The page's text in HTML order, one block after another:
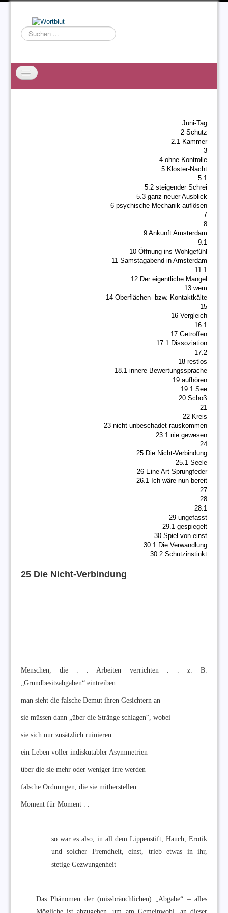
Suchen
...
Juni-Tag
2 Schutz
2.1 Kammer
3
4 ohne Kontrolle
5 Kloster-Nacht
5.1
5.2 steigender Schrei
5.3 ganz neuer Ausblick
6 psychische Mechanik auflösen
7
8
9 Ankunft Amsterdam
9.1
10 Öffnung ins Wohlgefühl
11 Samstagabend in Amsterdam
11.1
12 Der eigentliche Mangel
13 wem
14 Oberflächen- bzw. Kontaktkälte
15
16 Vergleich
16.1
17 Getroffen
17.1 Dissoziation
17.2
18 restlos
18.1 innere Bewertungssprache
19 aufhören
19.1 See
20 Schoß
21
22 Kreis
23 nicht unbeschadet rauskommen
23.1 nie gewesen
24
25 Die Nicht-Verbindung
25.1 Seele
26 Eine Art Sprungfeder
26.1 Ich wäre nun bereit
27
28
28.1
29 ungefasst
29.1 gespiegelt
30 Spiel von einst
30.1 Die Verwandlung
30.2 Schutzinstinkt
25 Die Nicht-Verbindung
Menschen, die . . Arbeiten verrichten . . z. B.
„Grundbesitzabgaben“ eintreiben
man sieht die falsche Demut ihren Gesichtern an
sie müssen dann „über die Stränge schlagen“, wobei
sie sich nur zusätzlich ruinieren
ein Leben voller indiskutabler Asymmetrien
über die sie mehr oder weniger irre werden
falsche Ordnungen, die sie mitherstellen
Moment für Moment . .
so war es also, in all dem Lippenstift, Hauch, Erotik
und solcher Fremdheit, einst, trieb etwas in ihr,
stetige Gezwungenheit
Das Phänomen der (missbräuchlichen) „Abgabe“ – alles